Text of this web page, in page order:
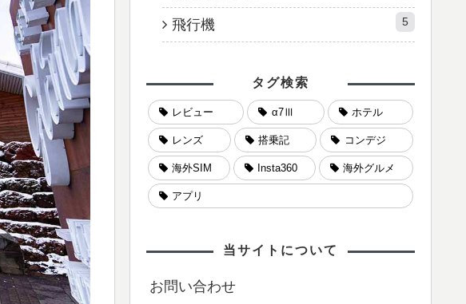
飛行機 5
タグ検索
レビュー α7Ⅲ ホテル
レンズ 搭乗記 コンデジ
海外SIM Insta360 海外グルメ
アプリ
当サイトについて
お問い合わせ